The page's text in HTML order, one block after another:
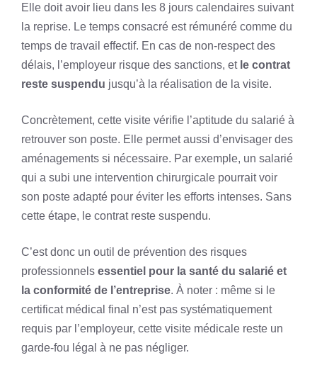
Elle doit avoir lieu dans les 8 jours calendaires suivant
la reprise. Le temps consacré est rémunéré comme du
temps de travail effectif. En cas de non-respect des
délais, l’employeur risque des sanctions, et le contrat
reste suspendu jusqu’à la réalisation de la visite.
Concrètement, cette visite vérifie l’aptitude du salarié à
retrouver son poste. Elle permet aussi d’envisager des
aménagements si nécessaire. Par exemple, un salarié
qui a subi une intervention chirurgicale pourrait voir
son poste adapté pour éviter les efforts intenses. Sans
cette étape, le contrat reste suspendu.
C’est donc un outil de prévention des risques
professionnels essentiel pour la santé du salarié et
la conformité de l’entreprise. À noter : même si le
certificat médical final n’est pas systématiquement
requis par l’employeur, cette visite médicale reste un
garde-fou légal à ne pas négliger.